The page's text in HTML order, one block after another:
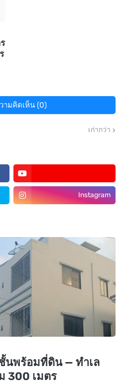
ามคิดเห็น (0)
เก่ากว่า
Instagram
นพร้อมที่ดิน — ทำเล
300 เมตร